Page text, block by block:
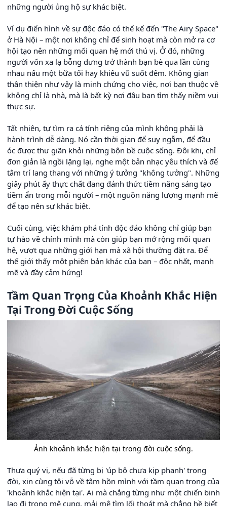
những người ủng hộ sự khác biệt.
Ví dụ điển hình về sự độc đáo có thể kể đến "The Airy Space"
ở Hà Nội – một nơi không chỉ để sinh hoạt mà còn mở ra cơ
hội tạo nên những mối quan hệ mới thú vị. Ở đó, những
người vốn xa lạ bỗng dưng trở thành bạn bè qua lần cùng
nhau nấu một bữa tối hay khiêu vũ suốt đêm. Không gian
thân thiện như vậy là minh chứng cho việc, nơi bạn thuộc về
không chỉ là nhà, mà là bất kỳ nơi đâu bạn tìm thấy niềm vui
thực sự.
Tất nhiên, tự tìm ra cá tính riêng của mình không phải là
hành trình dễ dàng. Nó cần thời gian để suy ngẫm, để đầu
óc được thư giãn khỏi những bộn bề cuộc sống. Đôi khi, chỉ
đơn giản là ngồi lặng lại, nghe một bản nhạc yêu thích và để
tâm trí lang thang với những ý tưởng "không tưởng". Những
giây phút ấy thực chất đang đánh thức tiềm năng sáng tạo
tiềm ẩn trong mỗi người – một nguồn năng lượng mạnh mẽ
để tạo nên sự khác biệt.
Cuối cùng, việc khám phá tính độc đáo không chỉ giúp bạn
tự hào về chính mình mà còn giúp bạn mở rộng mối quan
hệ, vượt qua những giới hạn mà xã hội thường đặt ra. Để
thế giới thấy một phiên bản khác của bạn – độc nhất, mạnh
mẽ và đầy cảm hứng!
Tầm Quan Trọng Của Khoảnh Khắc Hiện
Tại Trong Đời Cuộc Sống
Ảnh khoảnh khắc hiện tại trong đời cuộc sống.
Thưa quý vị, nếu đã từng bị 'úp bô chưa kịp phanh' trong
đời, xin cùng tôi vỗ về tâm hồn mình với tầm quan trọng của
'khoảnh khắc hiện tại'. Ai mà chẳng từng như một chiến binh
lao đi trong mê cung, mải mê tìm lối thoát mà chẳng hề biết